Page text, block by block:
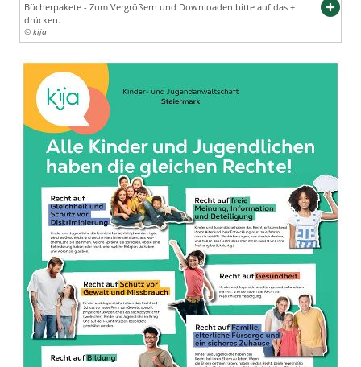
Bücherpakete - Zum Vergrößern und Downloaden bitte auf das +
drücken.
© kija